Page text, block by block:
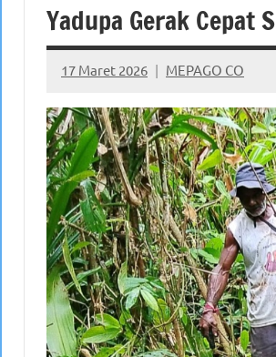
Yadupa Gerak Cepat
17 Maret 2026 MEPAGO CO
No
comments